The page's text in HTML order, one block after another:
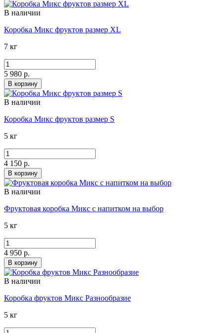
В наличии
Коробка Микс фруктов размер XL
7 кг
5 980 р.
В корзину
В наличии
Коробка Микс фруктов размер S
5 кг
4 150 р.
В корзину
В наличии
Фруктовая коробка Микс с напитком на выбор
5 кг
4 950 р.
В корзину
В наличии
Коробка фруктов Микс Разнообразие
5 кг